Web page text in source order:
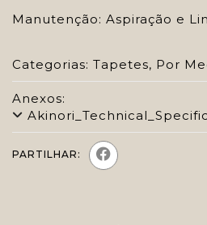
Manutenção: Aspiração e
Categorias: Tapetes, Por
Anexos:
PARTILHAR: